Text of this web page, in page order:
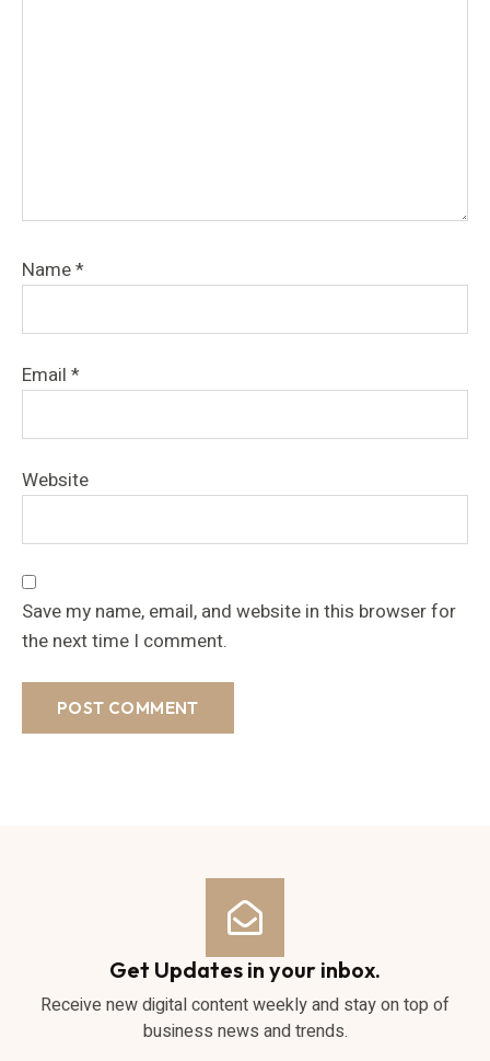
Name*
Email *
Website
Save my name, email, and website in this browser for
the next time I comment.
Get Updates in your inbox.
Receive new digital content weekly and stay on top of
business news and trends.